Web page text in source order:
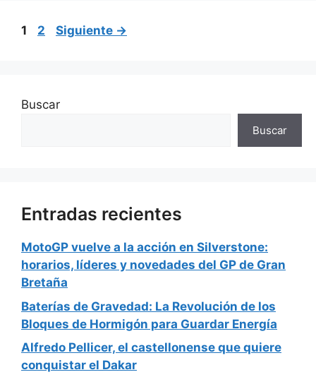
Página
1 Página
2 Siguiente →
Buscar
Buscar
Entradas recientes
MotoGP vuelve a la acción en Silverstone:
horarios, líderes y novedades del GP de Gran
Bretaña
Baterías de Gravedad: La Revolución de los
Bloques de Hormigón para Guardar Energía
Alfredo Pellicer, el castellonense que quiere
conquistar el Dakar